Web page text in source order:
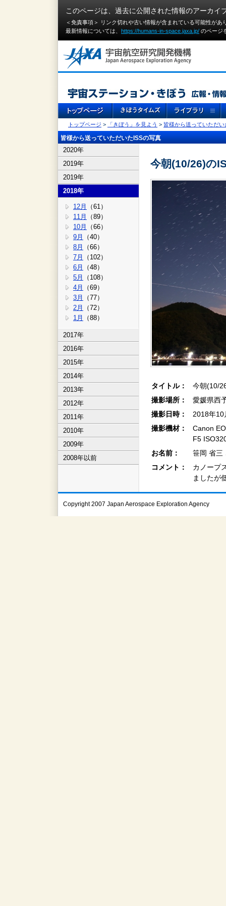
このページは、過去に公開された情報のアーカイ
＜免責事項＞ リンク切れや古い情報が含まれている可能性が
最新情報については、 https://humans-in-space.jaxa.jp/ のページ
トップページ > 「きぼう」を見よう > 皆様から送っていただい
皆様から送っていただいたISSの写真
2020年
2019年
2019年
2018年
12月
（61）
11月
（89）
10月
（66）
9月
（40）
8月
（66）
7月
（102）
6月
（48）
5月
（108）
4月
（69）
3月
（77）
2月
（72）
1月
（88）
2017年
2016年
2015年
2014年
2013年
2012年
2011年
2010年
2009年
2008年以前
今朝(10/26)の
タイトル：
今朝(10/
撮影場所：
愛媛県西
撮影日時：
2018年
撮影機材：
Canon
F5
お名前：
笹岡 省三
コメント：
カノープ
ましたが
Copyright 2007 Japan Aerospace Exploration Agency